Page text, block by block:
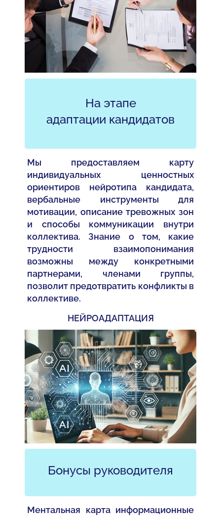
На этапе
адаптации кандидатов
Мы предоставляем карту
индивидуальных ценностных
ориентиров нейротипа кандидата,
вербальные инструменты для
мотивации, описание тревожных зон
и способы коммуникации внутри
коллектива. Знание о том, какие
трудности взаимопонимания
возможны между конкретными
партнерами, членами группы,
позволит предотвратить конфликты в
коллективе.
НЕЙРОАДАПТАЦИЯ
Бонусы руководителя
Ментальная карта информационные